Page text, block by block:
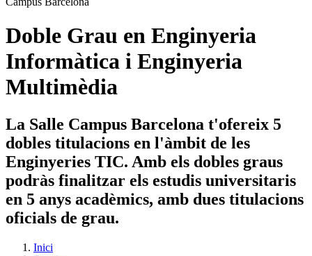
Doble Grau en Enginyeria
Informàtica i Enginyeria
Multimèdia
La Salle Campus Barcelona t'ofereix 5
dobles titulacions en l'àmbit de les
Enginyeries TIC. Amb els dobles graus
podràs finalitzar els estudis universitaris
en 5 anys acadèmics, amb dues titulacions
oficials de grau.
Inici